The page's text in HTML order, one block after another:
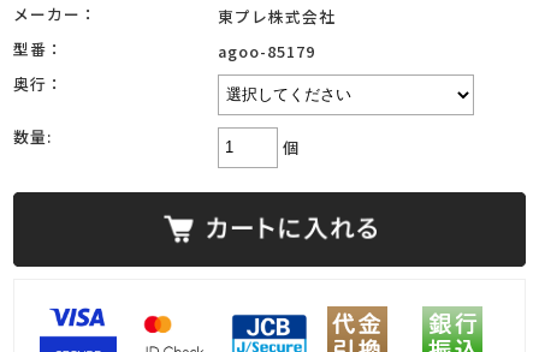
メーカー：
東プレ株式会社
型番：
agoo-85179
奥行：
数量: 個